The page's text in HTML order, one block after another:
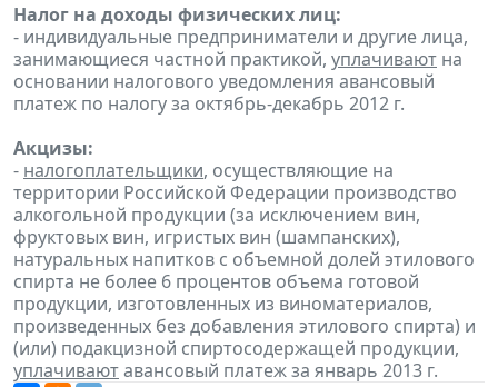
Налог на доходы физических лиц:
- индивидуальные предприниматели и другие лица,
занимающиеся частной практикой, уплачивают на
основании налогового уведомления авансовый
платеж по налогу за октябрь-декабрь 2012 г.
Акцизы:
- налогоплательщики, осуществляющие на
территории Российской Федерации производство
алкогольной продукции (за исключением вин,
фруктовых вин, игристых вин (шампанских),
натуральных напитков с объемной долей этилового
спирта не более 6 процентов объема готовой
продукции, изготовленных из виноматериалов,
произведенных без добавления этилового спирта) и
(или) подакцизной спиртосодержащей продукции,
уплачиваютавансовый платеж за январь 2013 г.